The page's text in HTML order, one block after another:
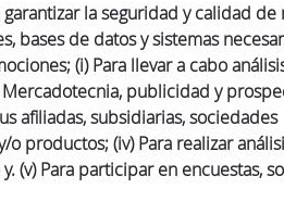
la seguridad y calidad de
bases de datos y sistemas
(i) Para llevar a cabo
publicidad y
afiliadas, subsidiarias, sociedades
productos; (iv) Para realizar
Para participar en encuestas,